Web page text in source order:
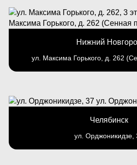
Нижний
ул. Максима Горького, д. 262
Челябинск
ул. Орджоникидзе,